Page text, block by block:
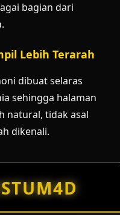
bagian dari
Lebih Terarah
dibuat selaras
sehingga halaman
natural, tidak asal
dikenali.